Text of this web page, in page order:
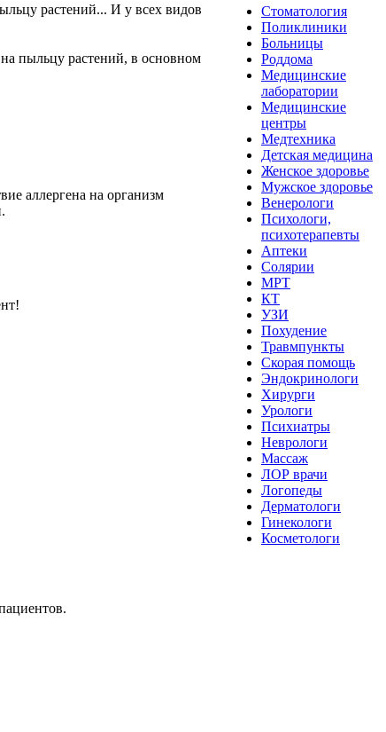
растений... И у всех видов
пыльцу растений, в основном
аллергена на организм
Стоматология
Поликлиники
Больницы
Роддома
Медицинские
лаборатории
Медицинские
центры
Медтехника
Детская медицина
Женское здоровье
Мужское здоровье
Венерологи
Психологи,
психотерапевты
Аптеки
Солярии
МРТ
КТ
УЗИ
Похудение
Травмпункты
Скорая помощь
Эндокринологи
Хирурги
Урологи
Психиатры
Неврологи
Массаж
ЛОР врачи
Логопеды
Дерматологи
Гинекологи
Косметологи